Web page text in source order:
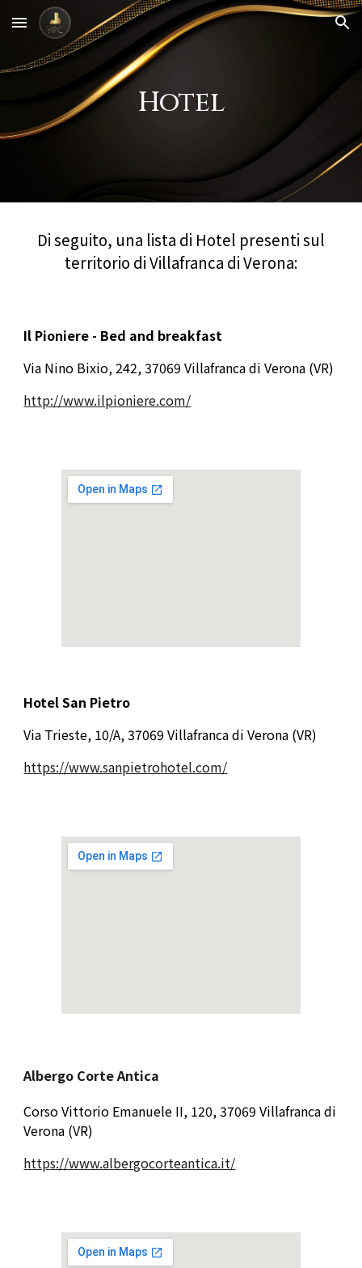
Skip to main content Skip to navigation
Hotel
Di seguito, una lista di Hotel presenti sul
territorio di Villafranca di Verona:
Il Pioniere - Bed and breakfast
Via Nino Bixio, 242, 37069 Villafranca di Verona (VR)
http://www.ilpioniere.com/
Hotel San Pietro
Via Trieste, 10/A, 37069 Villafranca di Verona (VR)
https://www.sanpietrohotel.com/
Albergo Corte Antica
Corso Vittorio Emanuele II, 120, 37069 Villafranca di
Verona (VR)
https://www.albergocorteantica.it/